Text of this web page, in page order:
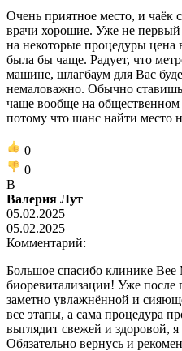
Очень приятное место, и
врачи хорошие. Уже не
на некоторые процедуры цена
была бы чаще. Радует, что
машине, шлагбаум для Вас
немаловажно. Обычно
чаще вообще на общественном
потому что шанс найти место
0
0
В
Валерия Лут
05.02.2025
05.02.2025
Комментарий:
Большое спасибо клинике
биоревитализации! Уже после
заметно увлажнённой и
все этапы, а сама процедура
выглядит свежей и здоровой, я
Обязательно вернусь и